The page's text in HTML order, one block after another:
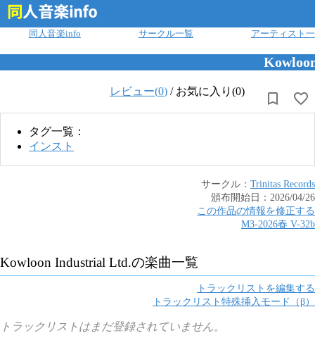
同人音楽info サークル一覧 アーティスト
レビュー(0) / お気に入り(0)
タグ一覧：
インスト
サークル： Trinitas Records
頒布開始日： 2026/04/26
この作品の情報を修正する
M3-2026春 V-32b
Kowloon Industrial Ltd.の楽曲一覧
トラックリストを編集する
トラックリスト特殊挿入モード（β）
トラックリストはまだ登録されていません。